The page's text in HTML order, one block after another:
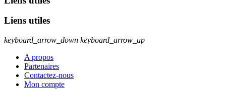
Liens utiles
keyboard_arrow_down keyboard_arrow_up
A propos
Partenaires
Contactez-nous
Mon compte